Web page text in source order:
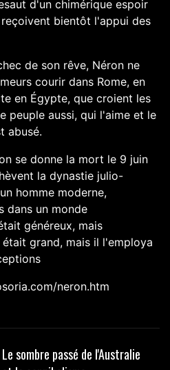
d'un chimérique espoir
bientôt l'appui des
de son rêve, Néron ne
courir dans Rome, en
en Égypte, que croient les
peuple aussi, qui l'aime et le
abusé.
se donne la mort le 9 juin
la dynastie julio-
homme moderne,
dans un monde
généreux, mais
grand, mais il l'employa
neron.htm
Le sombre passé de l'Australie